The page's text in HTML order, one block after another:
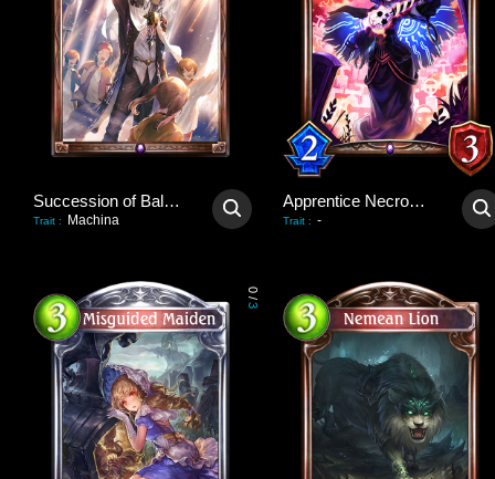
Succession of Balance
Trait : Machina
Apprentice Necromancer
Trait : -
0
/
3